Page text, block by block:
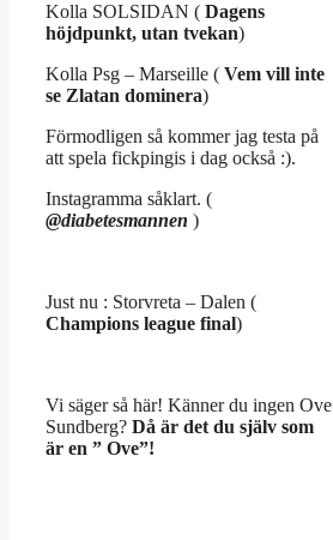
Kolla SOLSIDAN ( Dagens
höjdpunkt, utan tvekan)
Kolla Psg – Marseille ( Vem vill inte
se Zlatan dominera)
Förmodligen så kommer jag testa på
att spela fickpingis i dag också :).
Instagramma såklart. (
@diabetesmannen )
Just nu : Storvreta – Dalen (
Champions league final)
Vi säger så här! Känner du ingen Ove
Sundberg? Då är det du själv som
är en ” Ove”!